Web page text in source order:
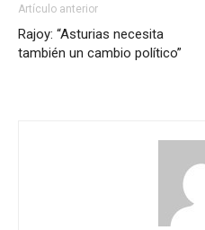
Artículo anterior
Rajoy: “Asturias necesita
también un cambio político”